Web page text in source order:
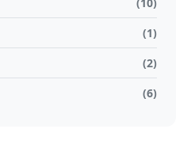
(1)
(2)
(6)